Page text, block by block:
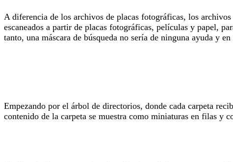
A diferencia de los archivos de placas fotográficas, los
escaneados a partir de placas fotográficas, películas y papel,
tanto, una máscara de búsqueda no sería de ninguna ayuda y
Empezando por el árbol de directorios, donde cada carpeta
contenido de la carpeta se muestra como miniaturas en filas y